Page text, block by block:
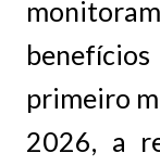
primeiro
2026, a